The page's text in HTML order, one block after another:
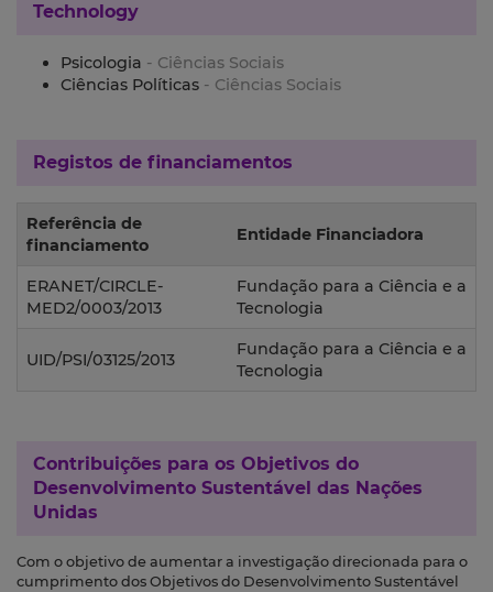
Technology
Psicologia - Ciências Sociais
Ciências Políticas - Ciências Sociais
Registos de financiamentos
Referência de
financiamento
Entidade Financiadora
ERANET/CIRCLE-
MED2/0003/2013
Fundação para a Ciência e a
Tecnologia
UID/PSI/03125/2013
Fundação para a Ciência e a
Tecnologia
Contribuições para os Objetivos do
Desenvolvimento Sustentável das Nações
Unidas
Com o objetivo de aumentar a investigação direcionada para o
cumprimento dos Objetivos do Desenvolvimento Sustentável